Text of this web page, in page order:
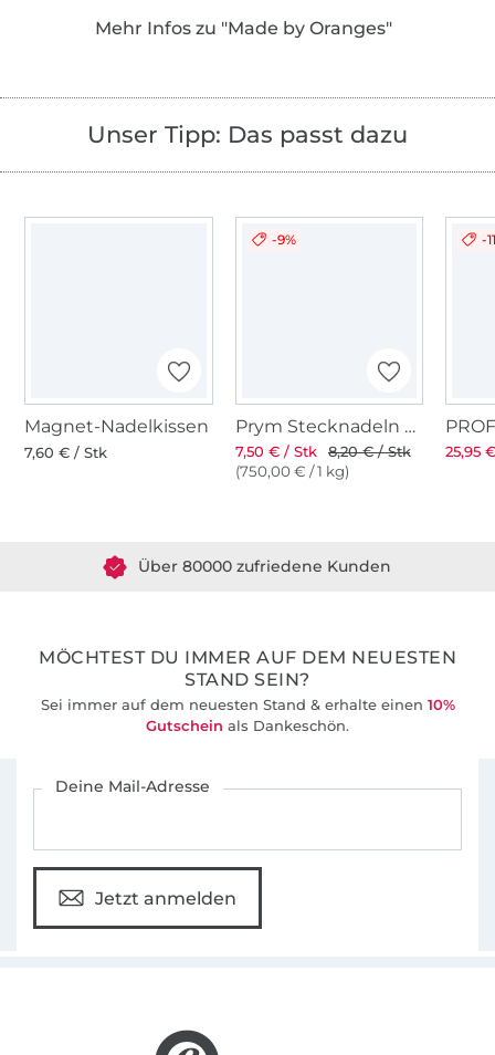
Englisch, Niederländisch und Französisch an!
Mehr Infos zu "Made by Oranges"
Unser Tipp: Das passt dazu
Magnet-Nadelkissen
7,60 € / Stk
-9%
Prym Stecknadeln mit Griff
7,50 € / Stk
8,20 € / Stk
(750,00 € / 1 kg)
-
25,95
MÖCHTEST DU IMMER AUF DEM NEUESTEN
STAND SEIN?
Sei immer auf dem neuesten Stand & erhalte einen 10%
Gutschein als Dankeschön.
Deine Mail-Adresse
Jetzt anmelden